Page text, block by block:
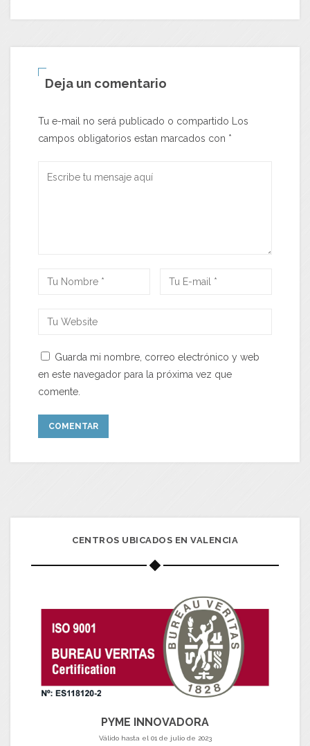
Deja un comentario
Tu e-mail no será publicado o compartido Los
campos obligatorios estan marcados con *
Guarda mi nombre, correo electrónico y web
en este navegador para la próxima vez que
comente.
CENTROS UBICADOS EN VALENCIA
PYME INNOVADORA
Válido hasta el 01 de julio de 2023